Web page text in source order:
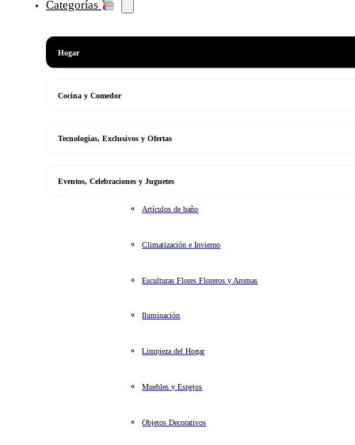
Categorías
Hogar
Cocina y Comedor
Tecnologias, Exclusivos y Ofertas
Eventos, Celebraciones y Juguetes
Artículos de baño
Climatización e Invierno
Esculturas Flores Floreros y Aromas
Iluminación
Limpieza del Hogar
Muebles y Espejos
Objetos Decorativos